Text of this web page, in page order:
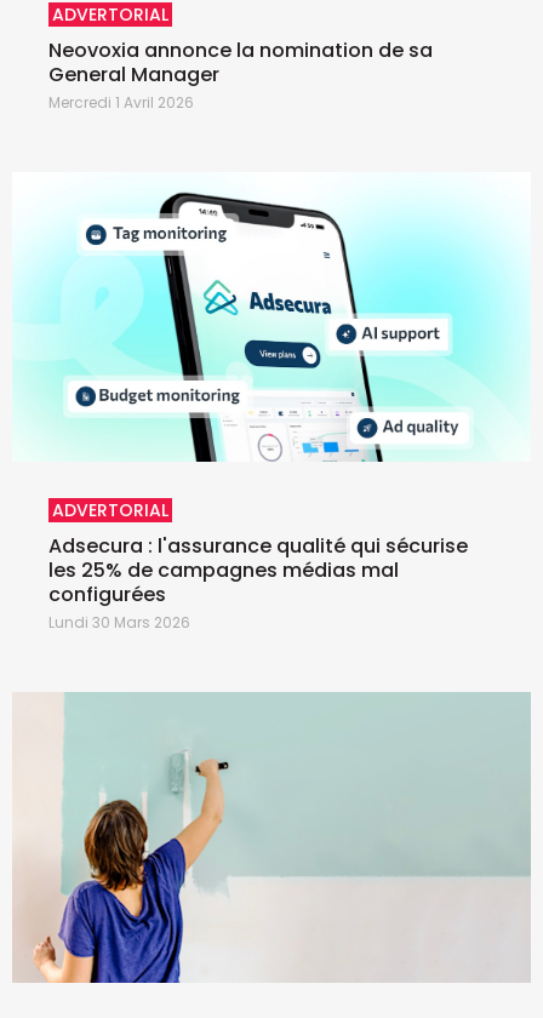
ADVERTORIAL
Neovoxia annonce la nomination de sa
General Manager
Mercredi 1 Avril 2026
ADVERTORIAL
Adsecura : l'assurance qualité qui sécurise
les 25% de campagnes médias mal
configurées
Lundi 30 Mars 2026